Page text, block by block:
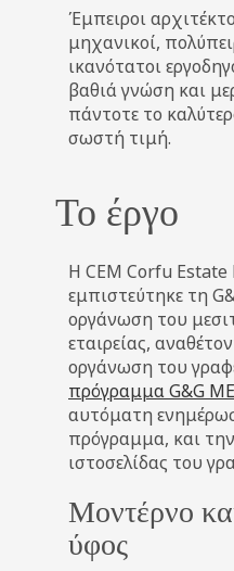
Έμπειροι
μηχανικοί,
ικανότατοι
βαθιά γνώση και
πάντοτε το
σωστή τιμή.
Το έργο
Η CEM Corfu
εμπιστεύτηκε τη
οργάνωση του
εταιρείας,
οργάνωση του
πρόγραμμα G&G
αυτόματη
πρόγραμμα, και
ιστοσελίδας του
Μοντέρνο
ύφος